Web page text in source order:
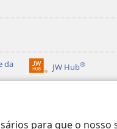
para que o nosso
da
JW Hub®
(abre
nova